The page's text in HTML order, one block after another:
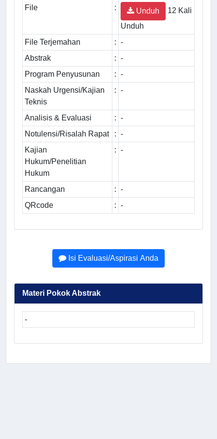
File : Unduh
12 Kali
Unduh
File Terjemahan
: -
Abstrak
: -
Program Penyusunan
: -
Naskah Urgensi/Kajian
Teknis
: -
Analisis & Evaluasi : -
Notulensi/Risalah Rapat
: -
Kajian
Hukum/Penelitian
Hukum
: -
Rancangan : -
QRcode
: -
Isi Evaluasi/Aspirasi Anda
Materi Pokok Abstrak
-